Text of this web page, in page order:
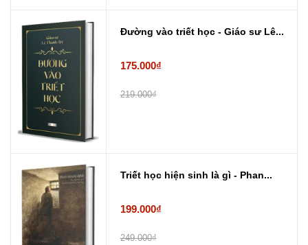
Đường vào triết học - Giáo sư Lê...
175.000₫
219.000₫
Triết học hiện sinh là gì - Phan...
199.000₫
249.000₫